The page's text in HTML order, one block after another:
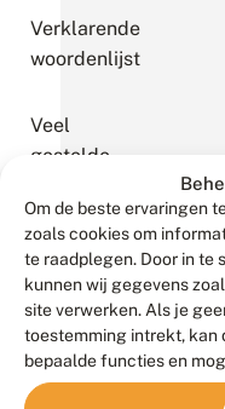
Om de beste ervaringen
zoals cookies om
te raadplegen. Door in te
kunnen wij gegevens
site verwerken. Als je
toestemming intrekt, kan
bepaalde functies en
Verklarende
woordenlijst
Veel
gestelde
Libellensoorten
Alles
over
libellen